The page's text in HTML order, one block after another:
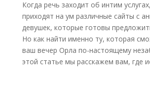
Когда речь заходит об интим
приходят на ум различные сайты с
девушек, которые готовы
Но как найти именно ту, которая
ваш вечер Орла по-настоящему
этой статье мы расскажем вам, где